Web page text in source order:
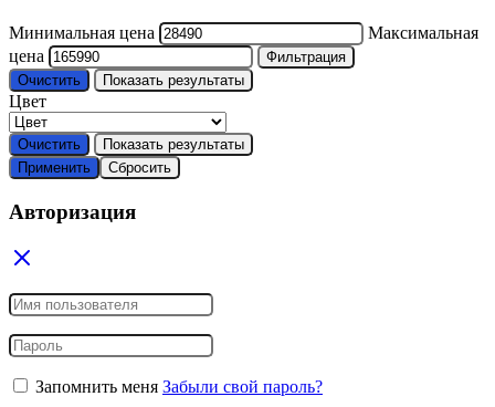
Минимальная цена
Максимальная
цена
Фильтрация
Очистить
Показать результаты
Цвет
Очистить
Показать результаты
Применить
Сбросить
Авторизация
Запомнить меня Забыли свой пароль?